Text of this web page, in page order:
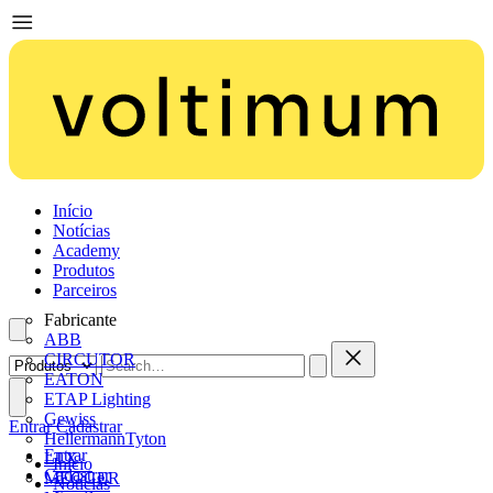
Início
Notícias
Academy
Produtos
Parceiros
Fabricante
ABB
CIRCUTOR
EATON
ETAP Lighting
Gewiss
HellermannTyton
LTX
MEGGER
Entrar
Cadastrar
Entrar Cadastrar
Início
Notícias